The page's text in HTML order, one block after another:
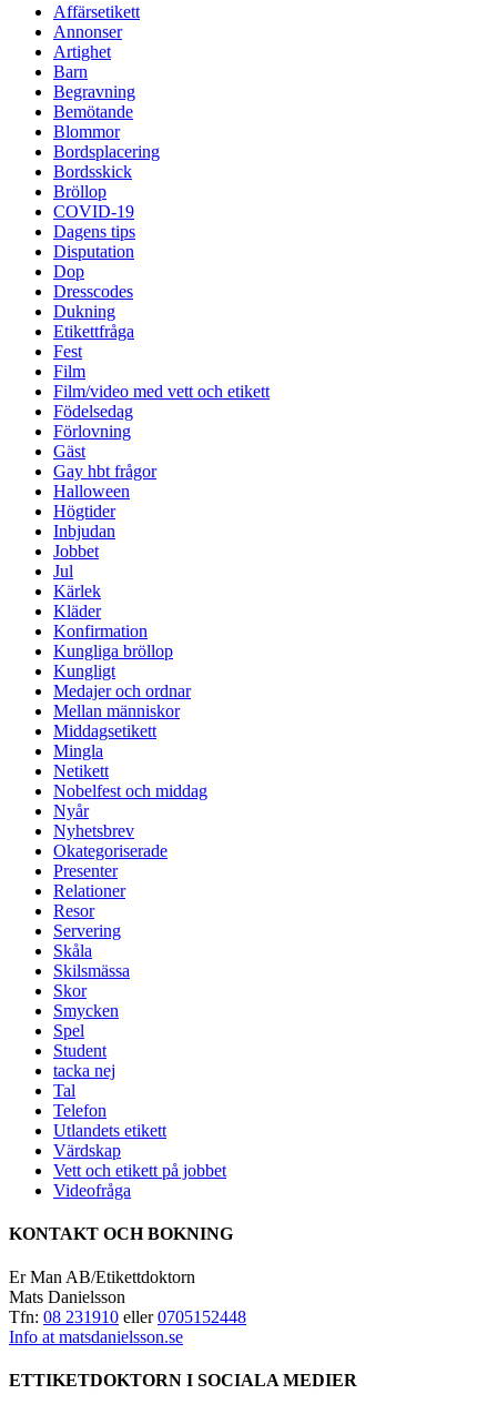
Affärsetikett
Annonser
Artighet
Barn
Begravning
Bemötande
Blommor
Bordsplacering
Bordsskick
Bröllop
COVID-19
Dagens tips
Disputation
Dop
Dresscodes
Dukning
Etikettfråga
Fest
Film
Film/video med vett och etikett
Födelsedag
Förlovning
Gäst
Gay hbt frågor
Halloween
Högtider
Inbjudan
Jobbet
Jul
Kärlek
Kläder
Konfirmation
Kungliga bröllop
Kungligt
Medajer och ordnar
Mellan människor
Middagsetikett
Mingla
Netikett
Nobelfest och middag
Nyår
Nyhetsbrev
Okategoriserade
Presenter
Relationer
Resor
Servering
Skåla
Skilsmässa
Skor
Smycken
Spel
Student
tacka nej
Tal
Telefon
Utlandets etikett
Värdskap
Vett och etikett på jobbet
Videofråga
KONTAKT OCH BOKNING
Er Man AB/Etikettdoktorn
Mats Danielsson
Tfn: 08 231910 eller0705152448
Info at matsdanielsson.se
ETTIKETDOKTORN I SOCIALA MEDIER